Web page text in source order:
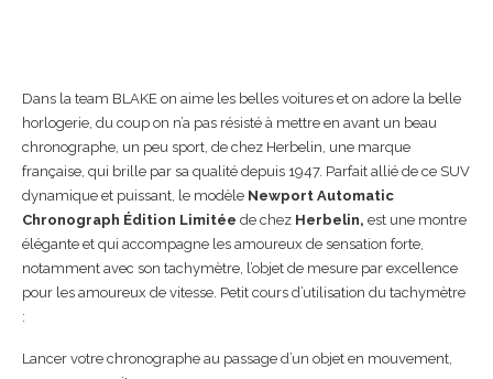
Dans la team BLAKE on aime les belles voitures et on adore la belle
horlogerie, du coup on n’a pas résisté à mettre en avant un beau
chronographe, un peu sport, de chez Herbelin, une marque
française, qui brille par sa qualité depuis 1947. Parfait allié de ce SUV
dynamique et puissant, le modèle Newport Automatic
Chronograph Édition Limitée de chez Herbelin, est une montre
élégante et qui accompagne les amoureux de sensation forte,
notamment avec son tachymètre, l’objet de mesure par excellence
pour les amoureux de vitesse. Petit cours d’utilisation du tachymètre
:
Lancer votre chronographe au passage d’un objet en mouvement,